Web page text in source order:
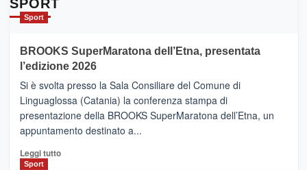
con
la
Al
via
i
collegamenti
SPORT
Sport
BROOKS SuperMaratona dell’Etna, presentata
l’edizione 2026
Si è svolta presso la Sala Consiliare del Comune di
Linguaglossa (Catania) la conferenza stampa di
presentazione della BROOKS SuperMaratona dell’Etna, un
appuntamento destinato a...
Leggi tuttoLeggi
Sport